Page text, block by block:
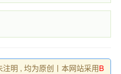
明 , 均为原创丨本网站采用B